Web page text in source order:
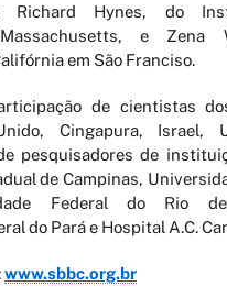
Richard Hynes, do
e Zena
em São Franciso.
de cientistas
Cingapura, Israel,
pesquisadores de
de Campinas,
Federal do Rio
do Pará e Hospital A.C.
www.sbbc.org.br